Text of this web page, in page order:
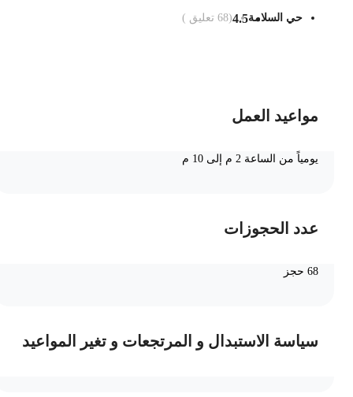
حي السلامة4.5
(
68تعليق )
مواعيد العمل
يومياً من الساعة 2 م إلى 10 م
عدد الحجوزات
سياسة الاستبدال و المرتجعات و تغير المواعيد